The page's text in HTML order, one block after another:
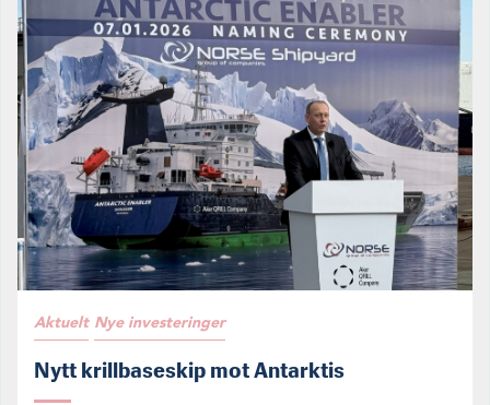
Aktuelt Nye investeringer
Nytt krillbaseskip mot Antarktis